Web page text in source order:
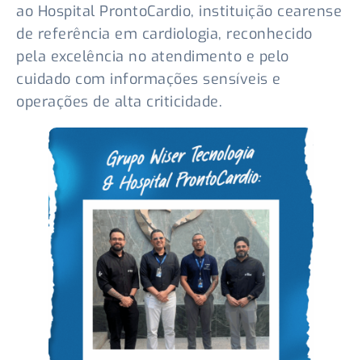
ao Hospital ProntoCardio, instituição cearense
de referência em cardiologia, reconhecido
pela excelência no atendimento e pelo
cuidado com informações sensíveis e
operações de alta criticidade.